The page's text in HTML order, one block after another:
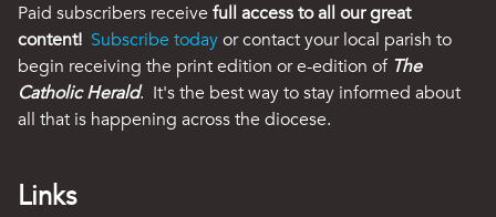
Paid subscribers receive full access to all our great
content! Subscribe todayor contact your local parish to
begin receiving the print edition or e-edition of The
Catholic Herald. It's the best way to stay informed about
all that is happening across the diocese.
Links